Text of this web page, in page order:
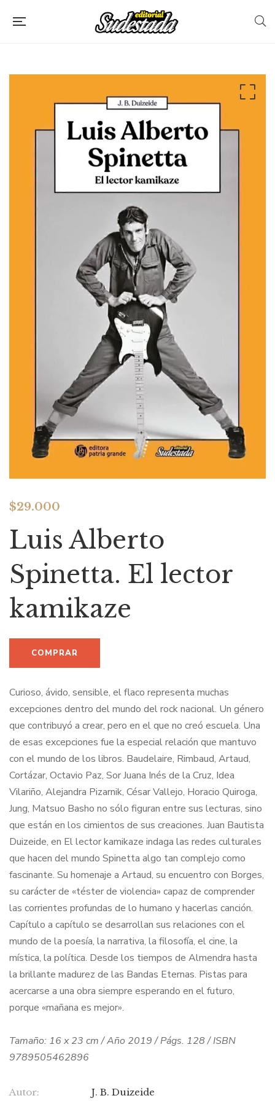
$29.000
Luis Alberto
Spinetta. El lector
kamikaze
Curioso, ávido, sensible, el flaco representa muchas
excepciones dentro del mundo del rock nacional. Un género
que contribuyó a crear, pero en el que no creó escuela. Una
de esas excepciones fue la especial relación que mantuvo
con el mundo de los libros. Baudelaire, Rimbaud, Artaud,
Cortázar, Octavio Paz, Sor Juana Inés de la Cruz, Idea
Vilariño, Alejandra Pizarnik, César Vallejo, Horacio Quiroga,
Jung, Matsuo Basho no sólo figuran entre sus lecturas, sino
que están en los cimientos de sus creaciones. Juan Bautista
Duizeide, en El lector kamikaze indaga las redes culturales
que hacen del mundo Spinetta algo tan complejo como
fascinante. Su homenaje a Artaud, su encuentro con Borges,
su carácter de «téster de violencia» capaz de comprender
las corrientes profundas de lo humano y hacerlas canción.
Capítulo a capítulo se desarrollan sus relaciones con el
mundo de la poesía, la narrativa, la filosofía, el cine, la
mística, la política. Desde los tiempos de Almendra hasta
la brillante madurez de las Bandas Eternas. Pistas para
acercarse a una obra siempre esperando en el futuro,
porque «mañana es mejor».
Tamaño: 16 x 23 cm / Año 2019 / Págs. 128 / ISBN
9789505462896
Autor: J. B. Duizeide